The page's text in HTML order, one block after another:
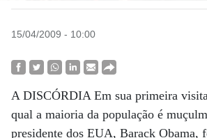
15/04/2009 - 10:00
A DISCÓRDIA Em sua primeira
qual a maioria da população é
presidente dos EUA, Barack Obama,